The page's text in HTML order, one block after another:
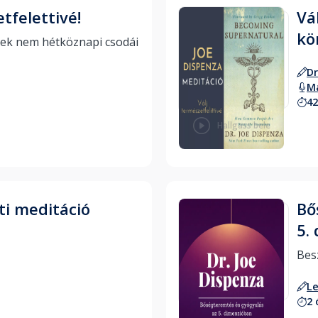
Hallgass bele
meditáció
5.
2